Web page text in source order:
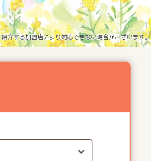
る加盟店により対応できない場合がございます。